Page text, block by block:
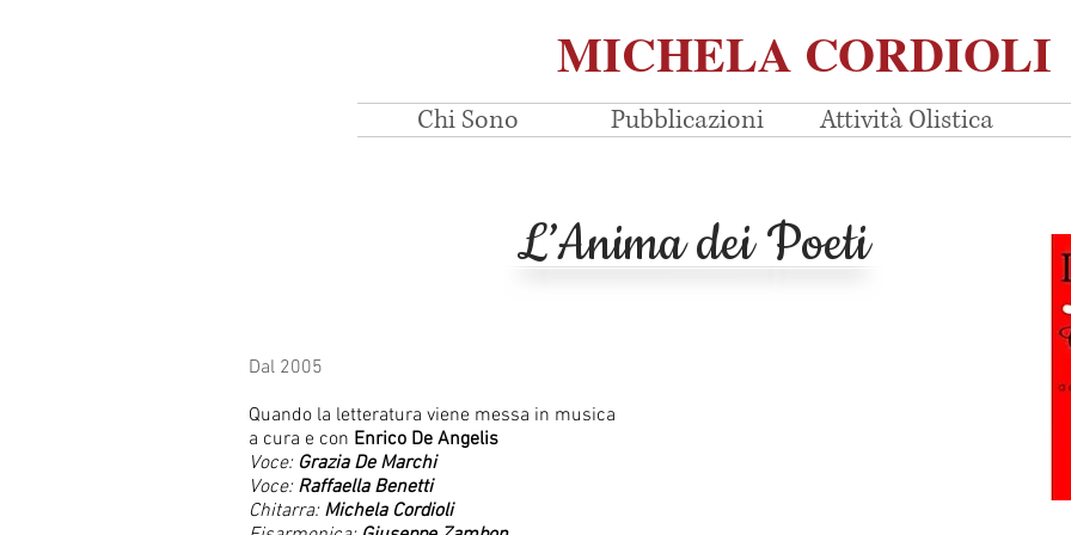
MICHELA CORDIOLI
Chi Sono Pubblicazioni Attività Olistica
L’Anima dei Poeti
Dal 2005
Quando la letteratura viene messa in musica
a cura e con Enrico De Angelis
Voce: Grazia De Marchi
Voce: Raffaella Benetti
Chitarra: Michela Cordioli